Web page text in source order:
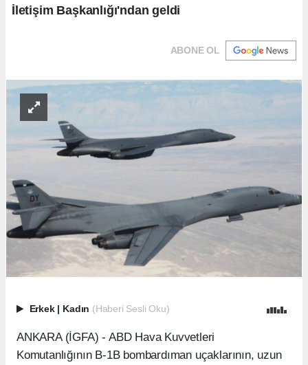
İletişim Başkanlığı'ndan geldi
ABONE OL
Erkek Kadın (Haberi Sesli Oku)
ANKARA (İGFA) - ABD Hava Kuvvetleri
Komutanlığının B-1B bombardıman uçaklarının, uzun